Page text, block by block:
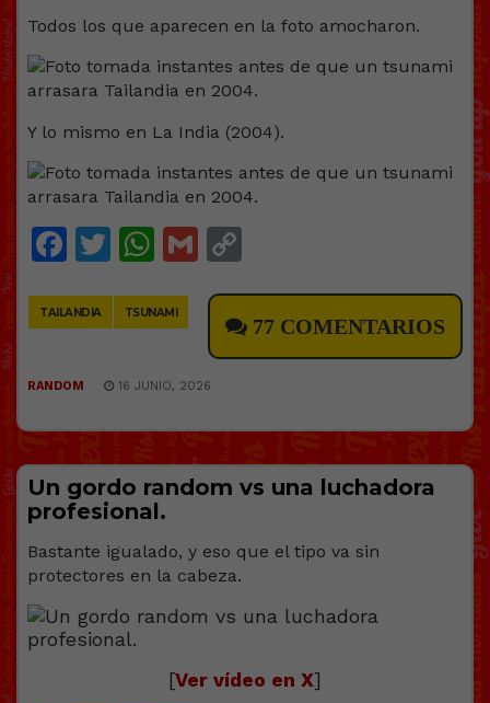
Todos los que aparecen en la foto amocharon.
Y lo mismo en La India (2004).
Facebook
Twitter
WhatsApp
Gmail
TAILANDIA TSUNAMI
77 COMENTARIOS
RANDOM 16 JUNIO, 2026
Un gordo random vs una luchadora
profesional.
Bastante igualado, y eso que el tipo va sin
protectores en la cabeza.
[Ver vídeo en X]